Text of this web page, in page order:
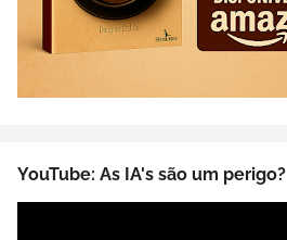
YouTube: As IA's são um perigo?